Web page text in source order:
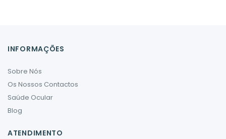
INFORMAÇÕES
Sobre Nós
Os Nossos Contactos
Saúde Ocular
Blog
ATENDIMENTO